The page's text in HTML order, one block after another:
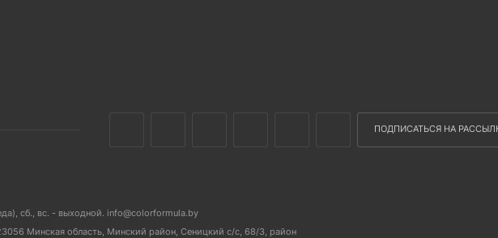
ПОДПИСАТЬСЯ НА
сб., вс. - выходной. info@colorformula.by
Минская область, Минский район, Сеницкий с/с, 68/3, район